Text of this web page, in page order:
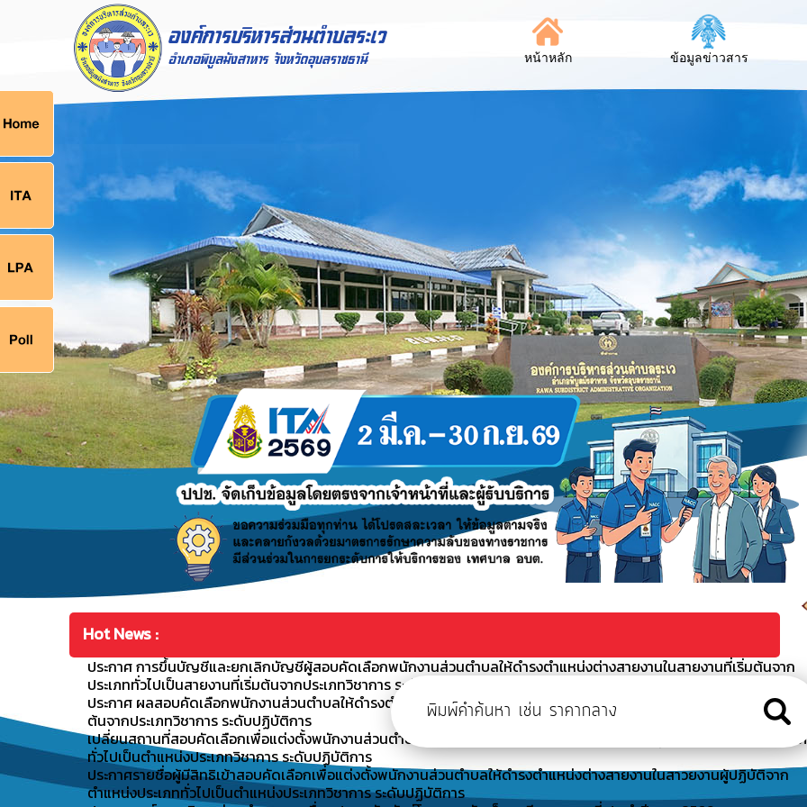
หน้าหลัก ข้อมูลข่าวสาร
Hot News :
ประกาศ การขึ้นบัญชีและยกเลิกบัญชีผู้สอบคัดเลือกพนักงานส่วนตำบลให้ดำรงตำแหน่งต่างสายงานในสายงานที่เริ่มต้นจาก
ประเภททั่วไปเป็นสายงานที่เริ่มต้นจากประเภทวิชาการ ระดับปฏิบัติการ
ประกาศ ผลสอบคัดเลือกพนักงานส่วนตำบลให้ดำรงตำแหน่งต่างสายงานในสายงานที่เริ่มต้นจากประเภททั่วไปเป็นสายงานที่เริ่
ต้นจากประเภทวิชาการ ระดับปฏิบัติการ
เปลี่ยนสถานที่สอบคัดเลือกเพื่อแต่งตั้งพนักงานส่วนตำบลให้ดำรงตำแหน่งต่างสายงานในสาวยงานผู้ปฏิบัติจากตำแหน่งประเ
ทั่วไปเป็นตำแหน่งประเภทวิชาการ ระดับปฏิบัติการ
ประกาศรายชื่อผู้มีสิทธิเข้าสอบคัดเลือกเพื่อแต่งตั้งพนักงานส่วนตำบลให้ดำรงตำแหน่งต่างสายงานในสาวยงานผู้ปฏิบัติจาก
ตำแหน่งประเภททั่วไปเป็นตำแหน่งประเภทวิชาการ ระดับปฏิบัติการ